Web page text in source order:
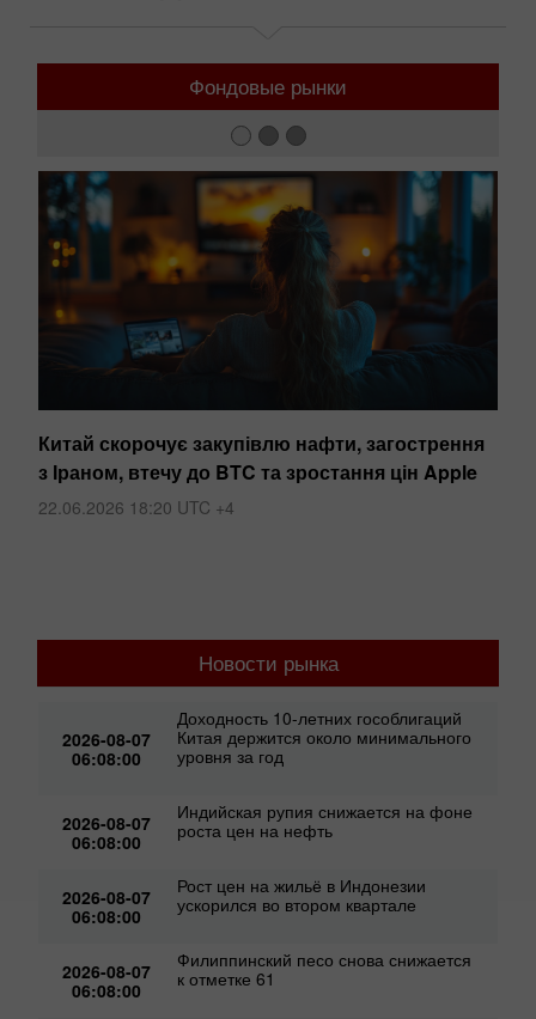
Фондовые рынки
Китай скорочує закупівлю нафти, загострення
з Іраном, втечу до BTC та зростання цін Apple
22.06.2026 18:20 UTC +4
Новости рынка
2026-08-07
06:08:00
Доходность 10-летних гособлигаций
Китая держится около минимального
уровня за год
2026-08-07
06:08:00
Индийская рупия снижается на фоне
роста цен на нефть
2026-08-07
06:08:00
Рост цен на жильё в Индонезии
ускорился во втором квартале
2026-08-07
06:08:00
Филиппинский песо снова снижается
к отметке 61